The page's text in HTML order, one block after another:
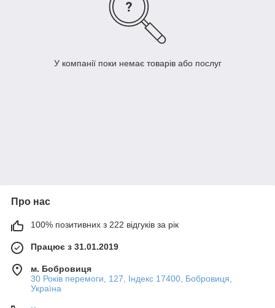
У компанії поки немає товарів або послуг
Про нас
100% позитивних з 222 відгуків за рік
Працює з 31.01.2019
м. Бобровиця
30 Років перемоги, 127, Індекс 17400, Бобровиця,
Україна